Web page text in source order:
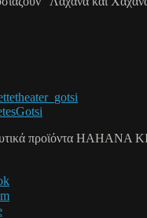
προϊόντα HAHANA